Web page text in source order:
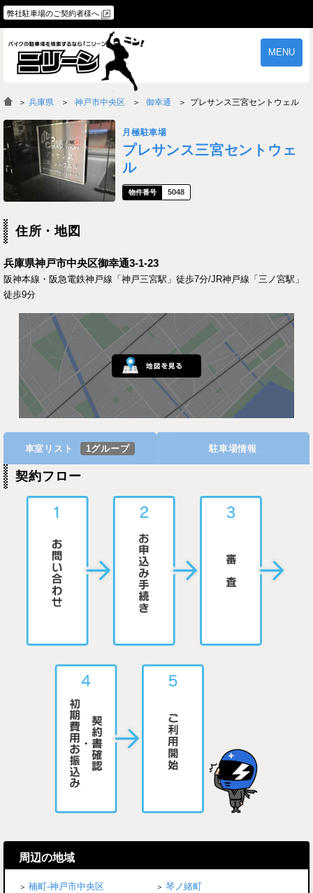
弊社駐車場のご契約者様へ
MENU
物件一覧 ご契約の流れ
よくあるご質問
＞ 兵庫県 神戸市中央区 御幸通 プレサンス三宮セントウェル
月極駐車場
プレサンス三宮セントウェ
ル
5048
住所・地図
兵庫県神戸市中央区御幸通3-1-23
阪神本線・阪急電鉄神戸線「神戸三宮駅」徒歩7分/JR神戸線「三ノ宮駅」
徒歩9分
車室リスト 1グループ 駐車場情報
契約フロー
周辺の地域
楠町-神戸市中央区
琴ノ緒町